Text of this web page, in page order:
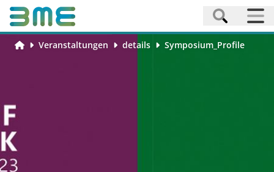
Veranstaltungen details Symposium_Profile